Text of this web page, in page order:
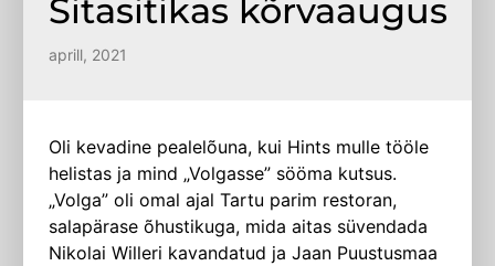
Sitasitikas kõrvaaugus
aprill, 2021
Oli kevadine pealelõuna, kui Hints mulle tööle
helistas ja mind „Volgasse” sööma kutsus.
„Volga” oli omal ajal Tartu parim restoran,
salapärase õhustikuga, mida aitas süvendada
Nikolai Willeri kavandatud ja Jaan Puustusmaa